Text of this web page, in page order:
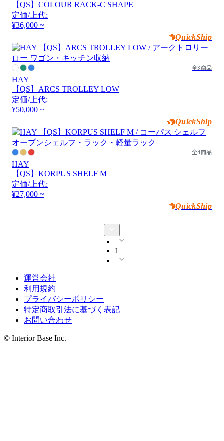
【QS】COLOUR RACK-C SHAPE
定価/上代:
¥36,000 ~
QuickShip
全3商品
HAY
【QS】ARCS TROLLEY LOW
定価/上代:
¥50,000 ~
QuickShip
全4商品
HAY
【QS】KORPUS SHELF M
定価/上代:
¥27,000 ~
QuickShip
1
運営会社
利用規約
プライバシーポリシー
特定商取引法に基づく表記
お問い合わせ
© Interior Base Inc.